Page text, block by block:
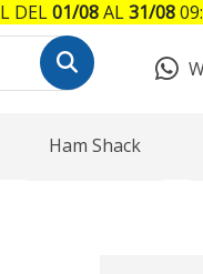
Ham Shack
DEL01/08AL31/08